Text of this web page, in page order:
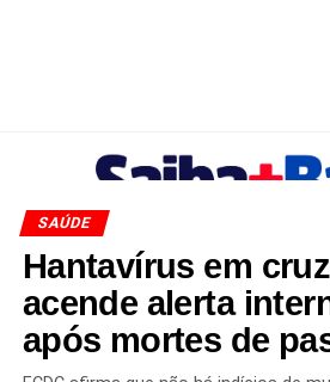
SAÚDE
Hantavírus em
acende alerta
após mortes de